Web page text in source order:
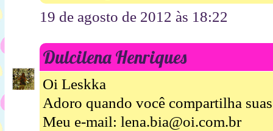
19 de agosto de 2012 às 18:22
Dulcilena Henriques
Oi Leskka
Adoro quando você compartilha
Meu e-mail: lena.bia@oi.com.br